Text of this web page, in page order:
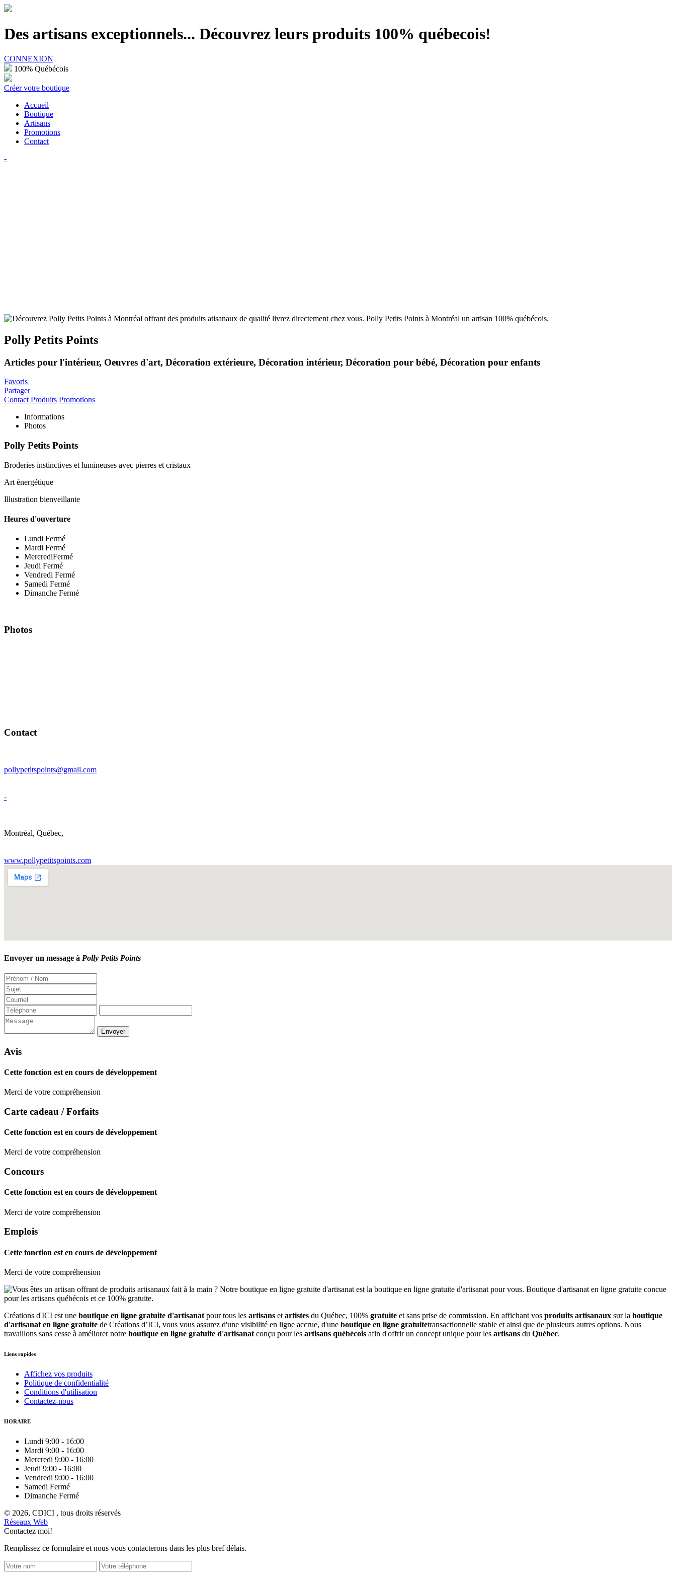
Des artisans exceptionnels... Découvrez leurs produits 100% québecois!
CONNEXION
100% Québécois
Créer votre boutique
Accueil
Boutique
Artisans
Promotions
Contact
-
Polly Petits Points
Articles pour l'intérieur, Oeuvres d'art, Décoration extérieure, Décoration intérieur, Décoration pour bébé, Décoration pour enfants
Favoris
Partager
Contact Produits Promotions
Informations
Photos
Polly Petits Points
Broderies instinctives et lumineuses avec pierres et cristaux
Art énergétique
Illustration bienveillante
Heures d'ouverture
Lundi Fermé
Mardi Fermé
MercrediFermé
Jeudi Fermé
Vendredi Fermé
Samedi Fermé
Dimanche Fermé
Photos
Contact
pollypetitspoints@gmail.com
-
Montréal, Québec,
www.pollypetitspoints.com
Envoyer un message à Polly Petits Points
Avis
Cette fonction est en cours de développement
Merci de votre compréhension
Carte cadeau / Forfaits
Cette fonction est en cours de développement
Merci de votre compréhension
Concours
Cette fonction est en cours de développement
Merci de votre compréhension
Emplois
Cette fonction est en cours de développement
Merci de votre compréhension
Créations d'ICI est une boutique en ligne gratuite d'artisanat pour tous les artisans et artistes du Québec, 100% gratuite et sans prise de commission. En affichant vos produits artisanaux sur la boutique
d'artisanat en ligne gratuite de Créations d’ICI, vous vous assurez d'une visibilité en ligne accrue, d'une boutique en ligne gratuitetransactionnelle stable et ainsi que de plusieurs autres options. Nous
travaillons sans cesse à améliorer notre boutique en ligne gratuite d'artisanat conçu pour les artisans québécois afin d'offrir un concept unique pour les artisans du Québec.
Liens rapides
Affichez vos produits
Politique de confidentialité
Conditions d'utilisation
Contactez-nous
HORAIRE
Lundi 9:00 - 16:00
Mardi 9:00 - 16:00
Mercredi 9:00 - 16:00
Jeudi 9:00 - 16:00
Vendredi 9:00 - 16:00
Samedi Fermé
Dimanche Fermé
© 2026, CDICI , tous droits réservés
Réseaux Web
Contactez moi!
Remplissez ce formulaire et nous vous contacterons dans les plus bref délais.